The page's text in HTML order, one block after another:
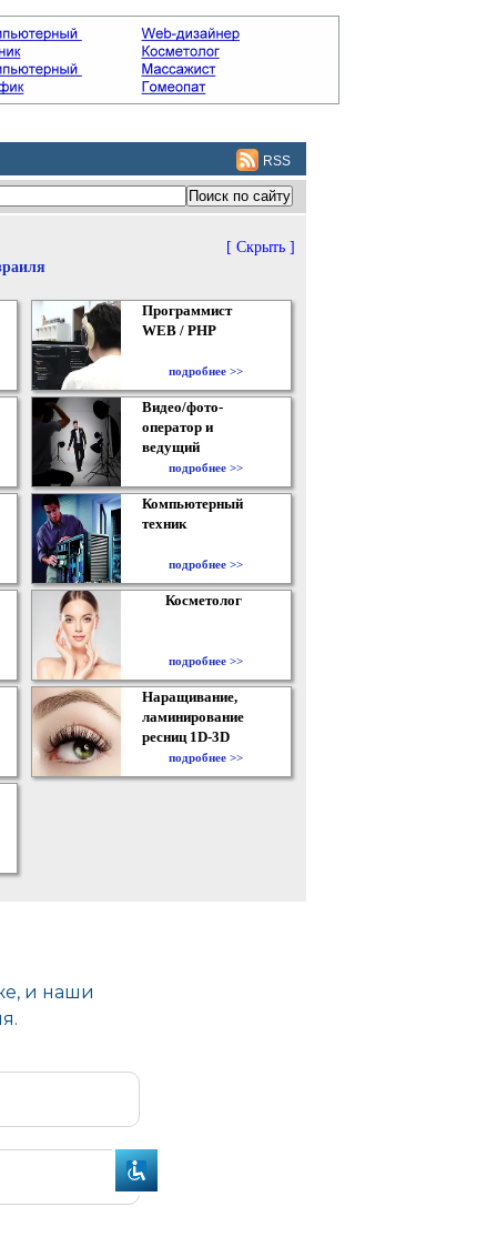
RSS
[ Скрыть ]
Программист
WEB / PHP
подробнее >>
Видео/фото-
оператор и
ведущий
подробнее >>
Компьютерный
техник
подробнее >>
Косметолог
подробнее >>
Наращивание,
ламинирование
ресниц 1D-3D
подробнее >>